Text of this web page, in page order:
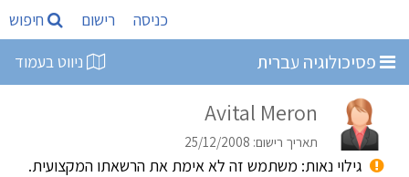
כניסה רישום חיפוש
פסיכולוגיה עברית ניווט בעמוד
Avital Meron
תאריך רישום: 25/12/2008
גילוי נאות: משתמש זה לא אימת את הרשאתו המקצועית.